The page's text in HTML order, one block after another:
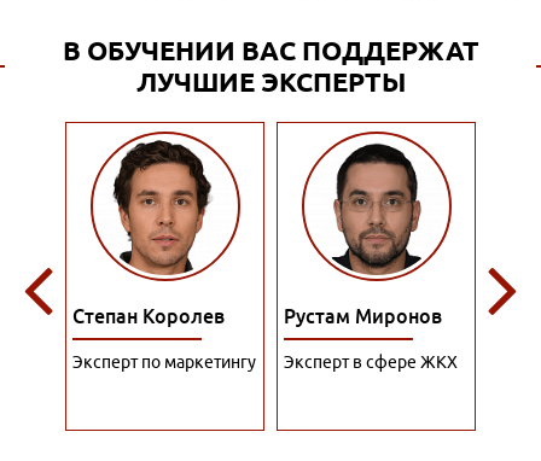
В ОБУЧЕНИИ ВАС ПОДДЕРЖАТ
ЛУЧШИЕ ЭКСПЕРТЫ
Степан Королев
Эксперт по маркетингу
Рустам Миронов
Эксперт в сфере ЖКХ